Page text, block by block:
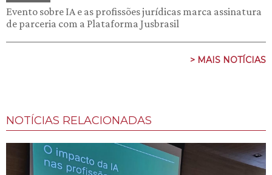
Evento sobre IA e as profissões jurídicas marca assinatura
de parceria com a Plataforma Jusbrasil
> MAIS NOTÍCIAS
NOTÍCIAS RELACIONADAS